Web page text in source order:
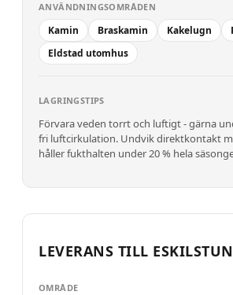
ANVÄNDNINGSOMRÅDEN
Kamin Braskamin Kakelugn
Eldstad utomhus
LAGRINGSTIPS
Förvara veden torrt och luftigt - gärna
fri luftcirkulation. Undvik direktkontakt
håller fukthalten under 20 % hela
LEVERANS TILL
OMRÅDE